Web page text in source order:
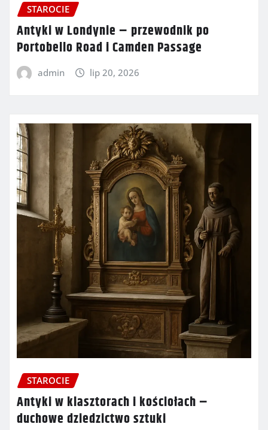
STAROCIE
Antyki w Londynie – przewodnik po
Portobello Road i Camden Passage
admin lip 20, 2026
STAROCIE
Antyki w klasztorach i kościołach –
duchowe dziedzictwo sztuki